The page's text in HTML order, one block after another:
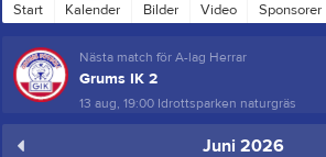
Start Kalender Bilder Video Sponsorer
Nästa match för A-lag Herrar
Grums IK 2
13 aug, 19:00 Idrottsparken naturgräs
Juni 2026